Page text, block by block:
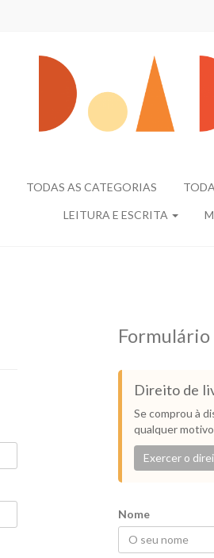
TODAS AS CATEGORIAS
LEITURA E ESCRITA
Direito de
Se comprou à
qualquer
Exercer o
Nome